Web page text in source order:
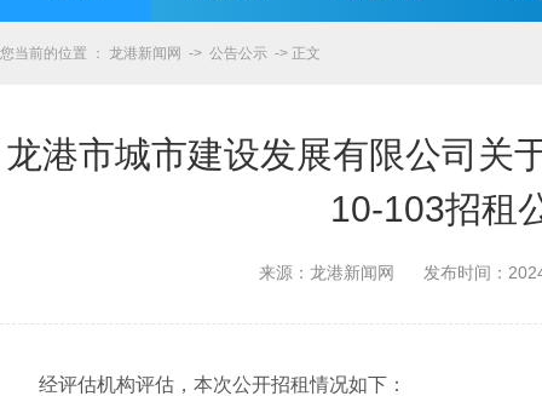
您当前的位置 ： 龙港新闻网 -> 公告公示 -> 正文
龙港市城市建设发展有限公司关
10-103招租
来源： 龙港新闻网 发布时间：
经评估机构评估，本次公开招租情况如下：